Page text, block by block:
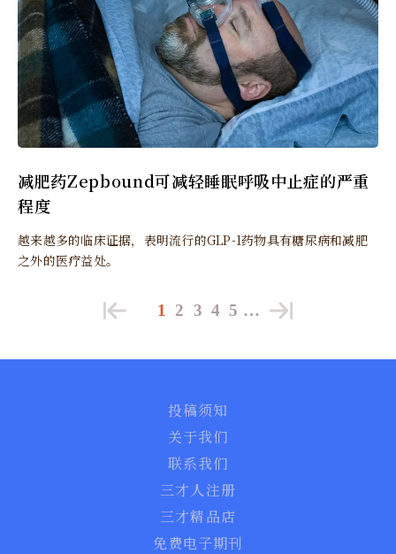
减肥药Zepbound可减轻睡眠呼吸中止症的严重
程度
越来越多的临床证据，表明流行的GLP-1药物具有糖尿病和减肥
之外的医疗益处。
1 2 3 4 5 …
投稿须知
关于我们
联系我们
三才人注册
三才精品店
免费电子期刊